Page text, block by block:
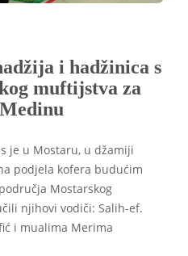
i hadžinica s
muftijstva za
je u Mostaru, u džamiji
podjela kofera budućim
Mostarskog
njihovi vodiči: Salih-ef.
i mualima Merima